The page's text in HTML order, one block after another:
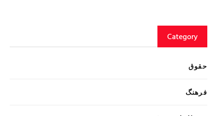
Category
حقوق
فرهنگ